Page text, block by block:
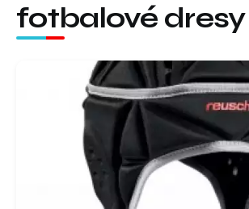
fotbalové dresy